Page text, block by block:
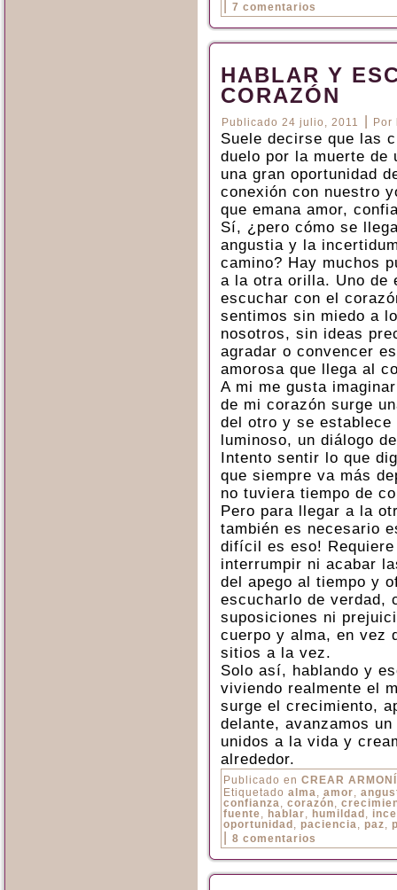
7 comentarios
HABLAR Y
CORAZÓN
Publicado 24 julio, 2011 Por
Suele decirse que las
duelo por la muerte de
una gran oportunidad
conexión con nuestro
que emana amor,
Sí, ¿pero cómo se
angustia y la
camino? Hay muchos
a la otra orilla. Uno de
escuchar con el
sentimos sin miedo a
nosotros, sin ideas
agradar o convencer
amorosa que llega al
A mi me gusta
de mi corazón surge
del otro y se
luminoso, un diálogo
Intento sentir lo que
que siempre va más
no tuviera tiempo de
Pero para llegar a la
también es necesario
difícil es eso!
interrumpir ni acabar
del apego al tiempo y
escucharlo de verdad,
suposiciones ni
cuerpo y alma, en vez
sitios a la vez.
Solo así, hablando y
viviendo realmente el
surge el crecimiento,
delante, avanzamos
unidos a la vida y
alrededor.
Publicado en CREAR
Etiquetado alma, amor,
confianza, corazón,
fuente, hablar, humildad ,
oportunidad , paciencia, paz,
8 comentarios